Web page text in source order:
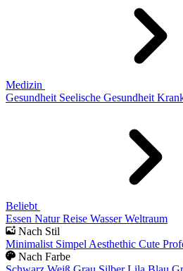
Medizin
Gesundheit Seelische Gesundheit
Beliebt
Essen Natur Reise Wasser Weltraum
Nach Stil
Minimalist Simpel Aesthethic Cute
Nach Farbe